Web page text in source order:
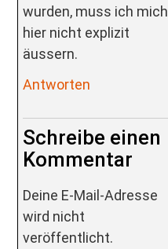
wurden, muss ich mich
hier nicht explizit
äussern.
Antworten
Schreibe einen
Kommentar
Deine E-Mail-Adresse
wird nicht
veröffentlicht.